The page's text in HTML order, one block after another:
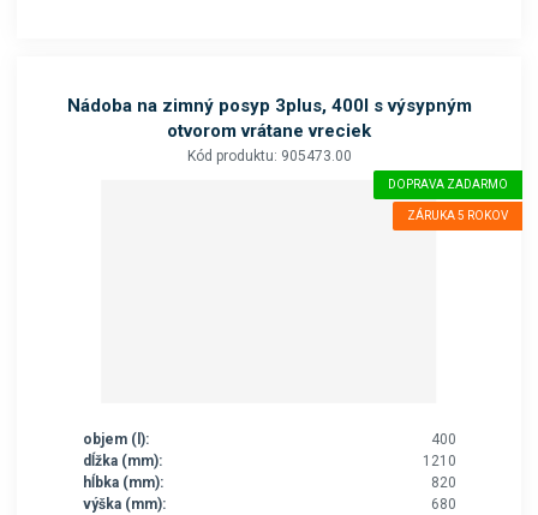
Nádoba na zimný posyp 3plus, 400l s výsypným
otvorom vrátane vreciek
Kód produktu: 905473.00
DOPRAVA ZADARMO
ZÁRUKA 5 ROKOV
objem (l):
400
dĺžka (mm):
1210
hĺbka (mm):
820
výška (mm):
680